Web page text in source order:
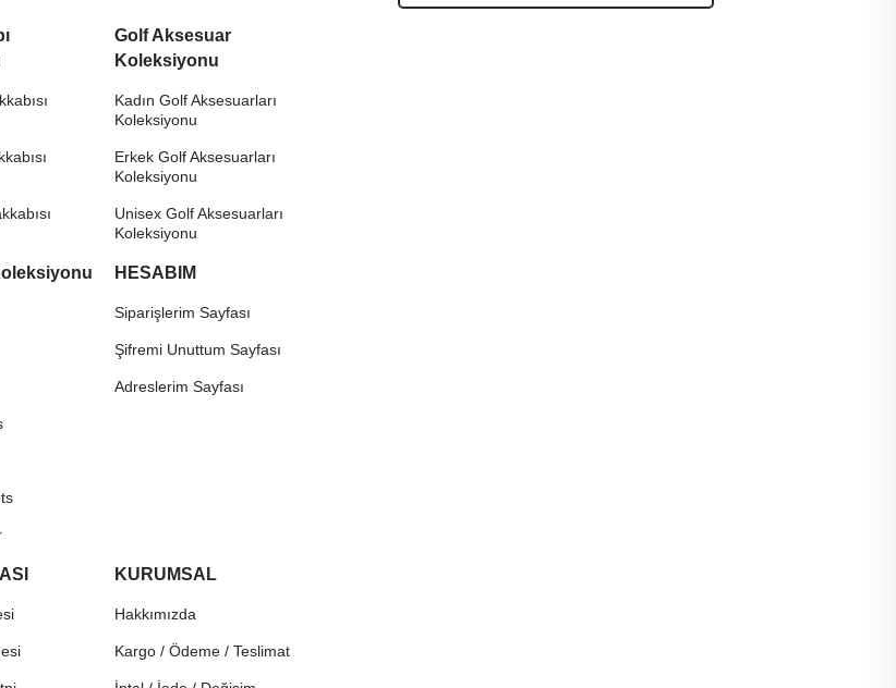
Golf Aksesuar
Koleksiyonu
Kadın Golf Aksesuarları
Koleksiyonu
Erkek Golf Aksesuarları
Koleksiyonu
Unisex Golf Aksesuarları
Koleksiyonu
HESABIM
Siparişlerim Sayfası
Şifremi Unuttum Sayfası
Adreslerim Sayfası
KURUMSAL
Hakkımızda
Kargo / Ödeme / Teslimat